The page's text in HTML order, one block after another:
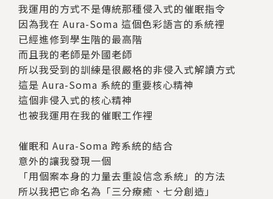
我運用的方式不是傳統那種侵入式的催眠指令
因為我在 Aura-Soma 這個色彩語言的系統裡
已經進修到學生階的最高階
而且我的老師是外國老師
所以我受到的訓練是很嚴格的非侵入式解讀方式
這是 Aura-Soma 系統的重要核心精神
這個非侵入式的核心精神
也被我運用在我的催眠工作裡
催眠和 Aura-Soma 跨系統的結合
意外的讓我發現一個
「用個案本身的力量去重設信念系統」的方法
所以我把它命名為「三分療癒、七分創造」